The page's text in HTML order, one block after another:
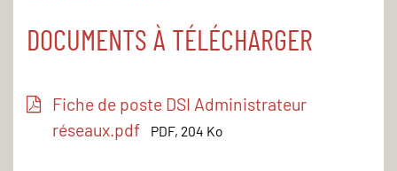
DOCUMENTS À TÉLÉCHARGER
Fiche de poste DSI Administrateur
réseaux.pdf
PDF, 204 Ko